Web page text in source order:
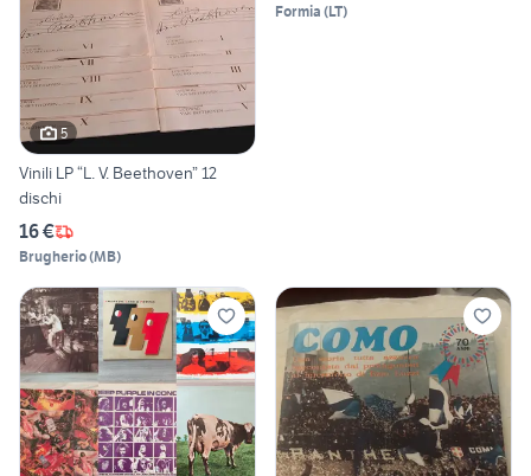
5
Vinili LP “L. V. Beethoven” 12
dischi
16 €
Brugherio(MB)
Formia (LT)